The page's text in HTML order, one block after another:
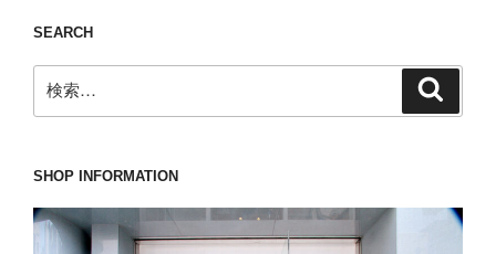
ン
SEARCH
索:
SHOP INFORMATION